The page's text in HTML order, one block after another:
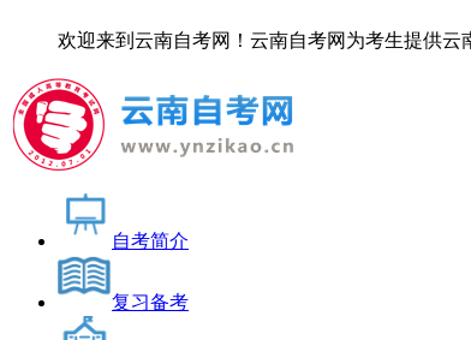
欢迎来到云南自考网！云南自考网为考生提供云
自考简介
复习备考